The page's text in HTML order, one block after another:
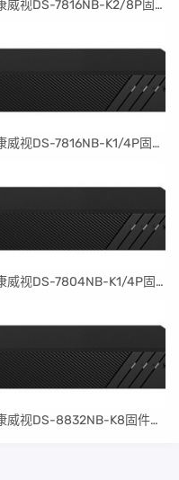
​海康威视DS-7816NB-K2/8P固件升级包V4.30.097build240401
​海康威视DS-7816NB-K1/4P固件升级包V4.30.097build240401
​海康威视DS-7804NB-K1/4P固件升级包V4.30.097build240401
​海康威视DS-8832NB-K8固件升级包V4.30.097build240401